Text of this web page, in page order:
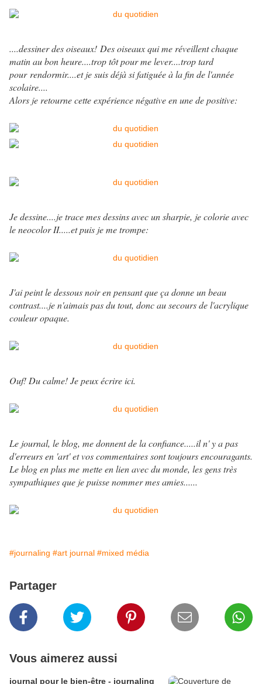
....dessiner des oiseaux! Des oiseaux qui me réveillent chaque
matin au bon heure....trop tôt pour me lever....trop tard
pour rendormir....et je suis déjà si fatiguée à la fin de l'année
scolaire....
Alors je retourne cette expérience négative en une de positive:
Je dessine....je trace mes dessins avec un sharpie, je colorie avec
le neocolor II.....et puis je me trompe:
J'ai peint le dessous noir en pensant que ça donne un beau
contrast....je n'aimais pas du tout, donc au secours de l'acrylique
couleur opaque.
Ouf! Du calme! Je peux écrire ici.
Le journal, le blog, me donnent de la confiance.....il n' y a pas
d'erreurs en 'art' et vos commentaires sont toujours encouragants.
Le blog en plus me mette en lien avec du monde, les gens très
sympathiques que je puisse nommer mes amies......
#journaling #art journal #mixed média
Partager
Vous aimerez aussi
journal pour le bien-être - journaling